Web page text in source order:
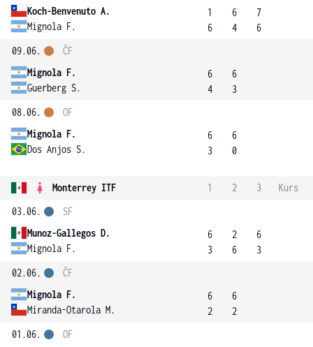
Koch-Benvenuto A.
Mignola F.
1
6
6
4
7
6
09.06.
Mignola F.
Guerberg S.
ČF
6
4
6
3
08.06.
Mignola F.
Dos Anjos S.
OF
6
3
6
0
Monterrey ITF 1 2 3
Kurs
03.06.
Munoz-Gallegos D.
Mignola F.
SF
6
3
2
6
6
3
02.06.
Mignola F.
Miranda-Otarola M.
ČF
6
2
6
2
01.06.
OF